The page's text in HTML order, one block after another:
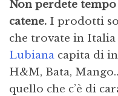
Non perdete
catene. I prodotti
che trovate in Italia
Lubiana capita di
H&M, Bata,
quello che c’è di